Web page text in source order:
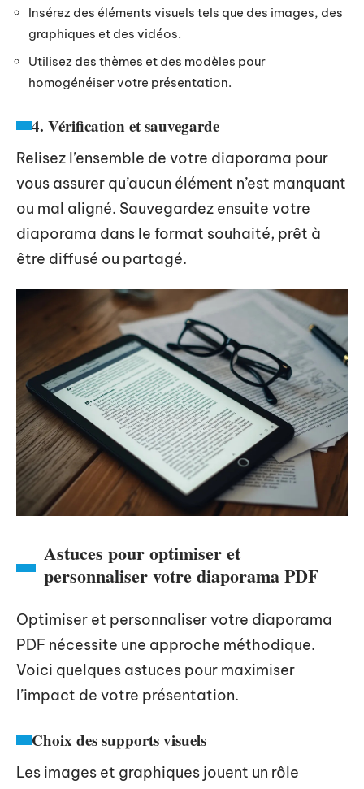
Insérez des éléments visuels tels que des images, des
graphiques et des vidéos.
Utilisez des thèmes et des modèles pour
homogénéiser votre présentation.
4. Vérification et sauvegarde
Relisez l’ensemble de votre diaporama pour
vous assurer qu’aucun élément n’est manquant
ou mal aligné. Sauvegardez ensuite votre
diaporama dans le format souhaité, prêt à
être diffusé ou partagé.
Astuces pour optimiser et
personnaliser votre diaporama PDF
Optimiser et personnaliser votre diaporama
PDF nécessite une approche méthodique.
Voici quelques astuces pour maximiser
l’impact de votre présentation.
Choix des supports visuels
Les images et graphiques jouent un rôle